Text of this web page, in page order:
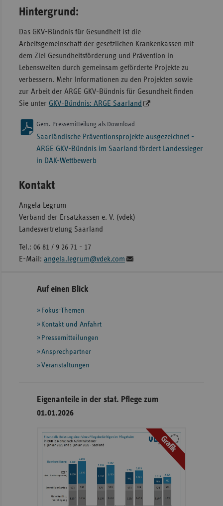
Hintergrund:
Das GKV-Bündnis für Gesundheit ist die
Arbeitsgemeinschaft der gesetzlichen Krankenkassen mit
dem Ziel Gesundheitsförderung und Prävention in
Lebenswelten durch gemeinsam geförderte Projekte zu
verbessern. Mehr Informationen zu den Projekten sowie
zur Arbeit der ARGE GKV-Bündnis für Gesundheit finden
Sie unter GKV-Bündnis: ARGE Saarland
Gem. Pressemitteilung als Download
Saarländische Präventionsprojekte ausgezeichnet -
ARGE GKV-Bündnis im Saarland fördert Landessieger
in DAK-Wettbewerb
Kontakt
Angela Legrum
Verband der Ersatzkassen e. V. (vdek)
Landesvertretung Saarland
Tel.: 06 81 / 9 26 71 - 17
E-Mail: angela.legrum@vdek.com
Seitennavigation
Seitenleiste
weiteren
Informationen
Auf einen Blick
Fokus-Themen
Kontakt und Anfahrt
Pressemitteilungen
Ansprechpartner
Veranstaltungen
Eigenanteile in der stat. Pflege zum
01.01.2026
Grafik